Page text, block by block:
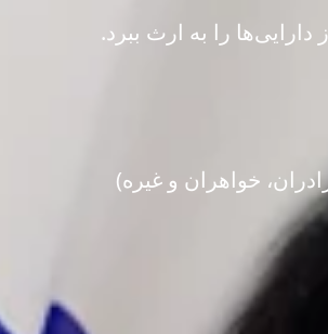
را به ارث ببرد.
خواهران و غیره)